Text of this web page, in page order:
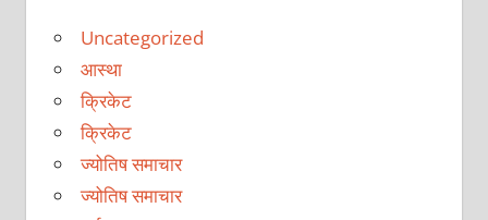
Uncategorized
आस्था
क्रिकेट
क्रिकेट
ज्योतिष समाचार
ज्योतिष समाचार